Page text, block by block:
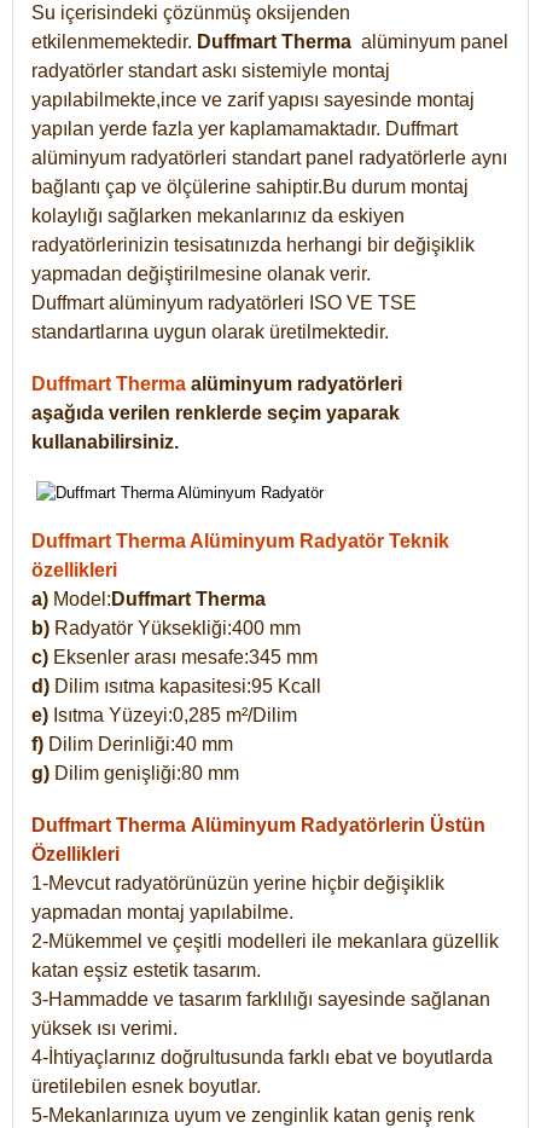
Su içerisindeki çözünmüş oksijenden
etkilenmemektedir. Duffmart Therma alüminyum panel
radyatörler standart askı sistemiyle montaj
yapılabilmekte,ince ve zarif yapısı sayesinde montaj
yapılan yerde fazla yer kaplamamaktadır. Duffmart
alüminyum radyatörleri standart panel radyatörlerle aynı
bağlantı çap ve ölçülerine sahiptir.Bu durum montaj
kolaylığı sağlarken mekanlarınız da eskiyen
radyatörlerinizin tesisatınızda herhangi bir değişiklik
yapmadan değiştirilmesine olanak verir.
Duffmart alüminyum radyatörleri ISO VE TSE
standartlarına uygun olarak üretilmektedir.
Duffmart Therma alüminyum radyatörleri
aşağıda verilen renklerde seçim yaparak
kullanabilirsiniz.
Duffmart Therma Alüminyum Radyatör Teknik
özellikleri
a) Model: Duffmart Therma
b) Radyatör Yüksekliği:400 mm
c) Eksenler arası mesafe:345 mm
d) Dilim ısıtma kapasitesi:95 Kcall
e) Isıtma Yüzeyi:0,285 m²/Dilim
f) Dilim Derinliği:40 mm
g) Dilim genişliği:80 mm
Duffmart Therma Alüminyum Radyatörlerin Üstün
Özellikleri
1-Mevcut radyatörünüzün yerine hiçbir değişiklik
yapmadan montaj yapılabilme.
2-Mükemmel ve çeşitli modelleri ile mekanlara güzellik
katan eşsiz estetik tasarım.
3-Hammadde ve tasarım farklılığı sayesinde sağlanan
yüksek ısı verimi.
4-İhtiyaçlarınız doğrultusunda farklı ebat ve boyutlarda
üretilebilen esnek boyutlar.
5-Mekanlarınıza uyum ve zenginlik katan geniş renk